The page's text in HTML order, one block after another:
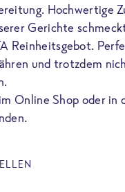
Hochwertige
Gerichte
Reinheitsgebot.
und trotzdem
Online Shop oder in